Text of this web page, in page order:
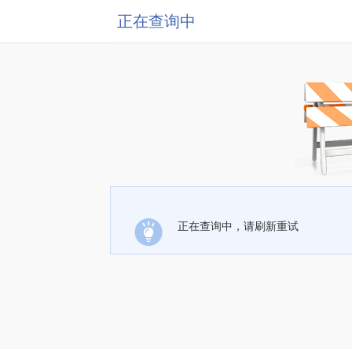
正在查询中
正在查询中，请刷新重试